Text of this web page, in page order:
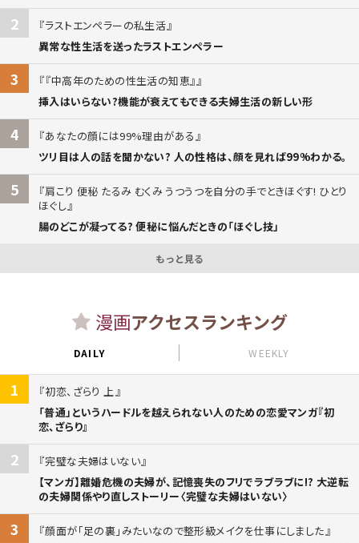
2
ラストエンペラーの私生活
異常な性生活を送ったラストエンペラー
3
『中高年のための性生活の知恵』
挿入はいらない?機能が衰えてもできる夫婦生活の新しい形
4
あなたの顔には99%理由がある
ツリ目は人の話を聞かない? 人の性格は、顔を見れば99%わかる。
5
肩こり 便秘 たるみ むくみ うつうつを自分の手でときほぐす! ひとり
ほぐし
腸のどこが凝ってる? 便秘に悩んだときの「ほぐし技」
もっと見る
漫画アクセスランキング
DAILY WEEKLY
1
初恋、ざらり 上
「普通」というハードルを越えられない人のための恋愛マンガ『初
恋、ざらり』
2
完璧な夫婦はいない
【マンガ】離婚危機の夫婦が、記憶喪失のフリでラブラブに!? 大逆転
の夫婦関係やり直しストーリー〈完璧な夫婦はいない〉
3
顔面が「足の裏」みたいなので整形級メイクを仕事にしました